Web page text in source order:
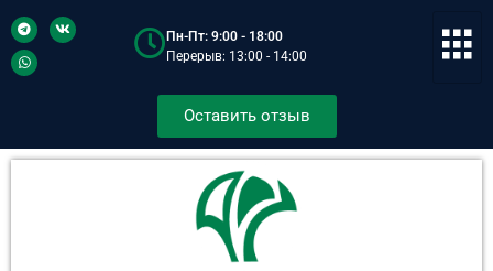
Пн-Пт: 9:00 - 18:00
Перерыв: 13:00 - 14:00
Оставить отзыв